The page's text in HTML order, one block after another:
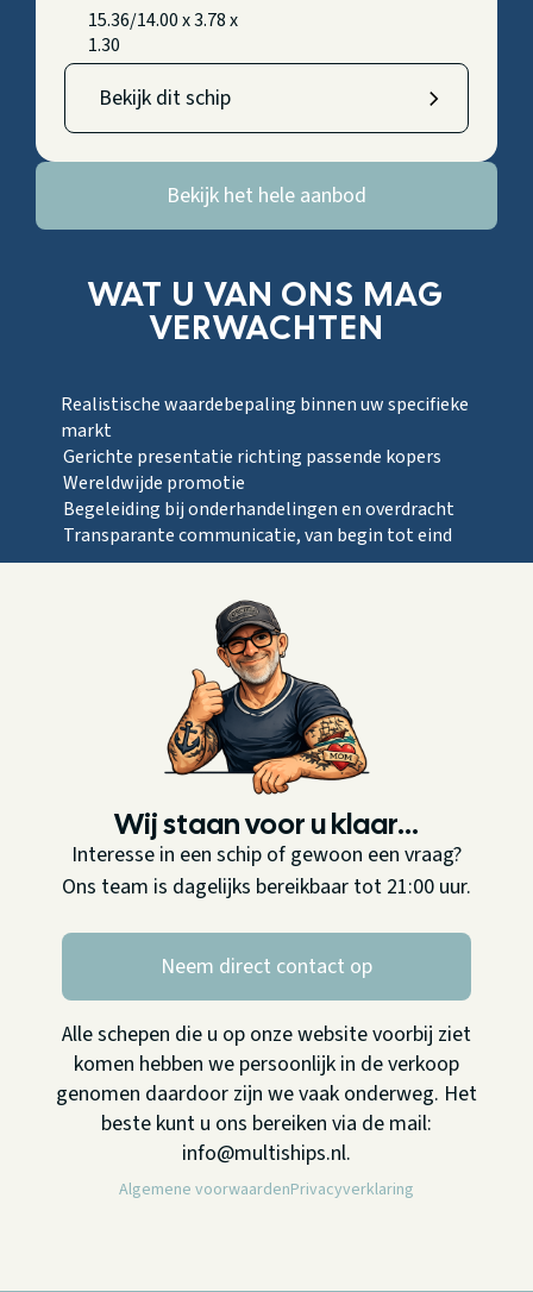
15.36/14.00 x 3.78 x
1.30
Bekijk dit schip
Bekijk het hele aanbod
WAT U VAN ONS MAG
VERWACHTEN
Realistische waardebepaling binnen uw specifieke
markt
Gerichte presentatie richting passende kopers
Wereldwijde promotie
Begeleiding bij onderhandelingen en overdracht
Transparante communicatie, van begin tot eind
Wij staan voor u klaar...
Interesse in een schip of gewoon een vraag?
Ons team is dagelijks bereikbaar tot 21:00 uur.
Neem direct contact op
Alle schepen die u op onze website voorbij ziet
komen hebben we persoonlijk in de verkoop
genomen daardoor zijn we vaak onderweg. Het
beste kunt u ons bereiken via de mail:
info@multiships.nl.
Algemene voorwaardenPrivacyverklaring